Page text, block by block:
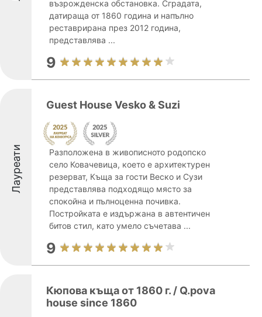
възрожденска обстановка. Сградата,
датираща от 1860 година и напълно
реставрирана през 2012 година,
представлява ...
9
Лауреати
Guest House Vesko & Suzi
Разположена в живописното родопско
село Ковачевица, което е архитектурен
резерват, Къща за гости Веско и Сузи
представлява подходящо място за
спокойна и пълноценна почивка.
Постройката е издържана в автентичен
битов стил, като умело съчетава ...
9
Кюпова къща от 1860 г. / Q.pova
house since 1860